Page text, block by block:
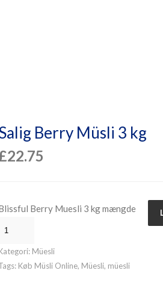
Berry Müsli 3 kg
22.75
Berry Muesli 3 kg mængde
Müesli
Køb Müsli Online, Müesli, müesli